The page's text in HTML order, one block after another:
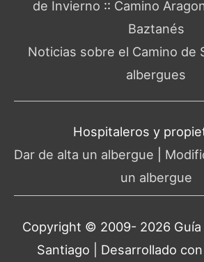
de Invierno :: Camino
Baztanés
Noticias sobre el Camino de
albergues
Hospitaleros y
Dar de alta un albergue
un albergue
Copyright © 2009- 2026 Guía
Santiago | Desarrollado con